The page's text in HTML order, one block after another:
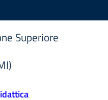
Superiore